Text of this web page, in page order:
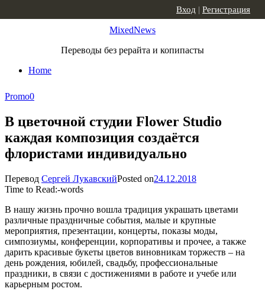
MixedNews
Переводы без рерайта и копипасты
Home
Вход | Регистрация
Promo0
В цветочной студии Flower Studio
каждая композиция создаётся
флористами индивидуально
Перевод Сергей ЛукавскийPosted on24.12.2018
Time to Read:-words
В нашу жизнь прочно вошла традиция украшать цветами
различные праздничные события, малые и крупные
мероприятия, презентации, концерты, показы моды,
симпозиумы, конференции, корпоративы и прочее, а также
дарить красивые букеты цветов виновникам торжеств – на
день рождения, юбилей, свадьбу, профессиональные
праздники, в связи с достижениями в работе и учебе или
карьерным ростом.